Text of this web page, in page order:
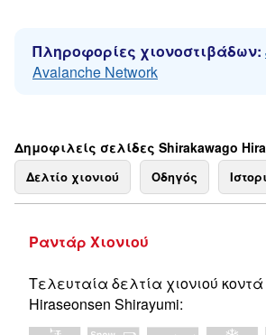
Πληροφορίες χιονοστιβάδων:
Avalanche Network
Δημοφιλείς σελίδες Shirakawago
Δελτίο χιονιού Οδηγός
Ραντάρ Χιονιού
Τελευταία δελτία χιονιού
Hiraseonsen Shirayumi: